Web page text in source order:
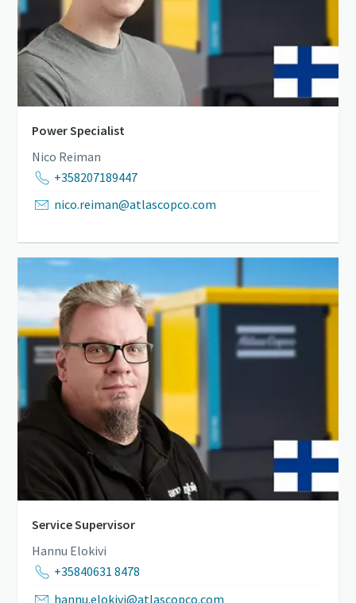
Power Specialist
Nico Reiman
+358207189447
nico.reiman@atlascopco.com
Service Supervisor
Hannu Elokivi
+35840631 8478
hannu.elokivi@atlascopco.com